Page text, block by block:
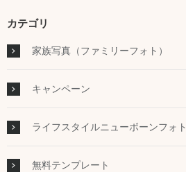
カテゴリ
家族写真（ファミリーフォト）
キャンペーン
ライフスタイルニューボーンフォト
無料テンプレート